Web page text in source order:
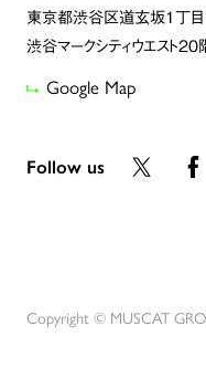
東京都渋谷区道玄坂1丁
渋谷マークシティウエスト20
Google Map
Follow us
Copyright © MUSCAT